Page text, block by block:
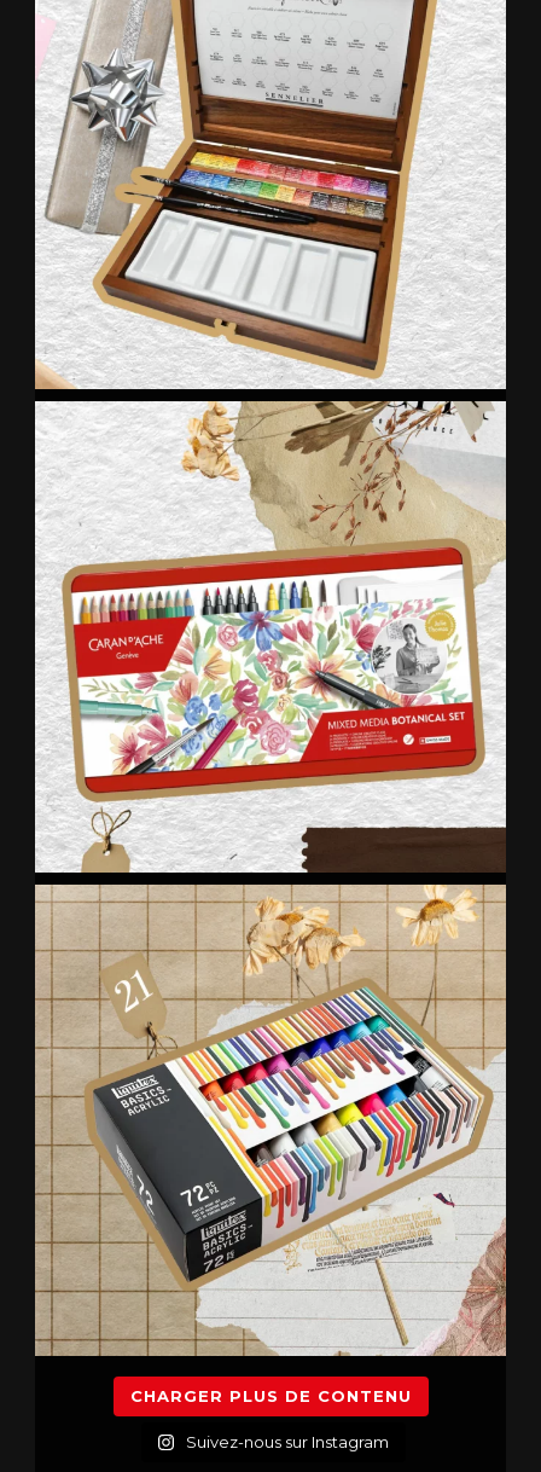
CHARGER PLUS DE CONTENU
Suivez-nous sur Instagram